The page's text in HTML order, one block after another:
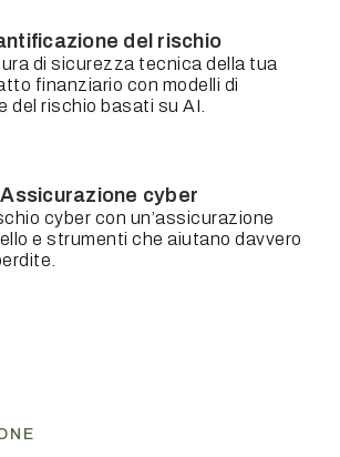
del rischio
di sicurezza tecnica della tua
finanziario con modelli di
del rischio basati su AI.
Assicurazione cyber
cyber con un’assicurazione
e strumenti che aiutano davvero